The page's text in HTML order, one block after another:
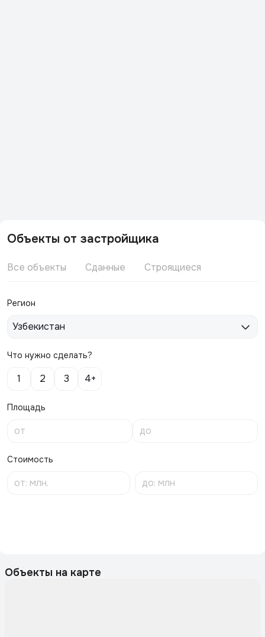
Объекты от застройщика
Все объекты Сданные Строящиеся
Регион
Узбекистан
Что нужно сделать?
1 2 3 4+
Площадь
Стоимость
Объекты на карте